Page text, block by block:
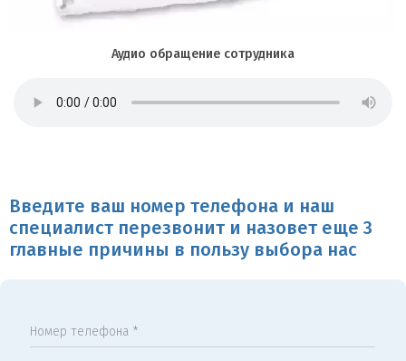
Аудио обращение сотрудника
Введите ваш номер телефона и наш
специалист перезвонит и назовет еще 3
главные причины в пользу выбора нас
Номер телефона *